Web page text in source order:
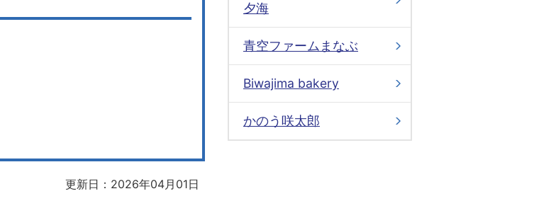
更新日：2026年04月01日
夕海
青空ファームまなぶ
Biwajima bakery
かのう咲太郎